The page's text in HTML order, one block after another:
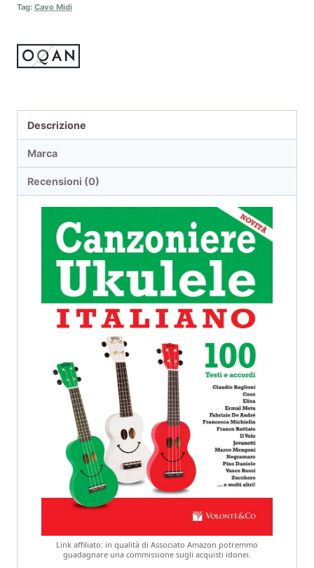
Tag: Cavo Midi
Descrizione
Marca
Recensioni (0)
Link affiliato: in qualità di Associato Amazon potremmo
guadagnare una commissione sugli acquisti idonei.